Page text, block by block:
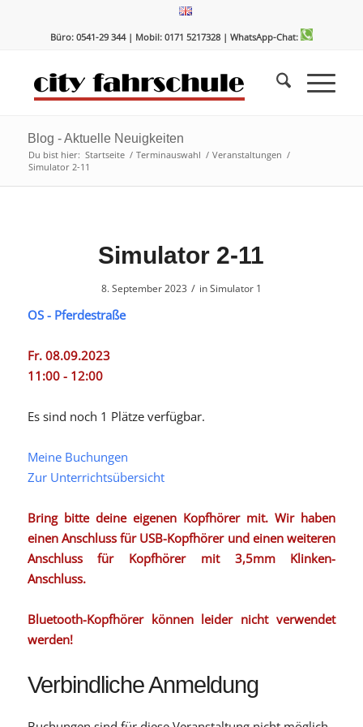
Büro: 0541-29 344 | Mobil: 0171 5217328 | WhatsApp-Chat:
Blog - Aktuelle Neuigkeiten
Du bist hier: Startseite / Terminauswahl / Veranstaltungen /
Simulator 2-11
Simulator 2-11
8. September 2023 / inSimulator 1
OS - Pferdestraße
Fr. 08.09.2023
11:00 - 12:00
Es sind noch 1 Plätze verfügbar.
Meine Buchungen
Zur Unterrichtsübersicht
Bring bitte deine eigenen Kopfhörer mit. Wir haben
einen Anschluss für USB-Kopfhörer und einen weiteren
Anschluss für Kopfhörer mit 3,5mm Klinken-
Anschluss.
Bluetooth-Kopfhörer können leider nicht verwendet
werden!
Verbindliche Anmeldung